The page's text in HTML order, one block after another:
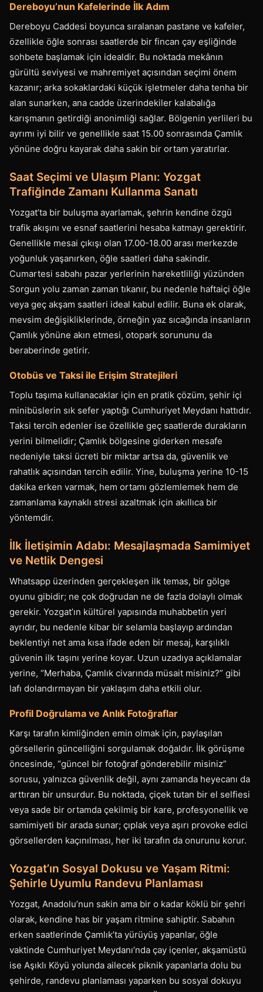
Dereboyu’nun Kafelerinde İlk Adım
Dereboyu Caddesi boyunca sıralanan pastane ve kafeler,
özellikle öğle sonrası saatlerde bir fincan çay eşliğinde
sohbete başlamak için idealdir. Bu noktada mekânın
gürültü seviyesi ve mahremiyet açısından seçimi önem
kazanır; arka sokaklardaki küçük işletmeler daha tenha bir
alan sunarken, ana cadde üzerindekiler kalabalığa
karışmanın getirdiği anonimliği sağlar. Bölgenin yerlileri bu
ayrımı iyi bilir ve genellikle saat 15.00 sonrasında Çamlık
yönüne doğru kayarak daha sakin bir ortam yaratırlar.
Saat Seçimi ve Ulaşım Planı: Yozgat
Trafiğinde Zamanı Kullanma Sanatı
Yozgat’ta bir buluşma ayarlamak, şehrin kendine özgü
trafik akışını ve esnaf saatlerini hesaba katmayı gerektirir.
Genellikle mesai çıkışı olan 17.00-18.00 arası merkezde
yoğunluk yaşanırken, öğle saatleri daha sakindir.
Cumartesi sabahı pazar yerlerinin hareketliliği yüzünden
Sorgun yolu zaman zaman tıkanır, bu nedenle haftaiçi öğle
veya geç akşam saatleri ideal kabul edilir. Buna ek olarak,
mevsim değişikliklerinde, örneğin yaz sıcağında insanların
Çamlık yönüne akın etmesi, otopark sorununu da
beraberinde getirir.
Otobüs ve Taksi ile Erişim Stratejileri
Toplu taşıma kullanacaklar için en pratik çözüm, şehir içi
minibüslerin sık sefer yaptığı Cumhuriyet Meydanı hattıdır.
Taksi tercih edenler ise özellikle geç saatlerde durakların
yerini bilmelidir; Çamlık bölgesine giderken mesafe
nedeniyle taksi ücreti bir miktar artsa da, güvenlik ve
rahatlık açısından tercih edilir. Yine, buluşma yerine 10-15
dakika erken varmak, hem ortamı gözlemlemek hem de
zamanlama kaynaklı stresi azaltmak için akıllıca bir
yöntemdir.
İlk İletişimin Adabı: Mesajlaşmada Samimiyet
ve Netlik Dengesi
Whatsapp üzerinden gerçekleşen ilk temas, bir gölge
oyunu gibidir; ne çok doğrudan ne de fazla dolaylı olmak
gerekir. Yozgat’ın kültürel yapısında muhabbetin yeri
ayrıdır, bu nedenle kibar bir selamla başlayıp ardından
beklentiyi net ama kısa ifade eden bir mesaj, karşılıklı
güvenin ilk taşını yerine koyar. Uzun uzadıya açıklamalar
yerine, “Merhaba, Çamlık civarında müsait misiniz?” gibi
lafı dolandırmayan bir yaklaşım daha etkili olur.
Profil Doğrulama ve Anlık Fotoğraflar
Karşı tarafın kimliğinden emin olmak için, paylaşılan
görsellerin güncelliğini sorgulamak doğaldır. İlk görüşme
öncesinde, “güncel bir fotoğraf gönderebilir misiniz”
sorusu, yalnızca güvenlik değil, aynı zamanda heyecanı da
arttıran bir unsurdur. Bu noktada, çiçek tutan bir el selfiesi
veya sade bir ortamda çekilmiş bir kare, profesyonellik ve
samimiyeti bir arada sunar; çıplak veya aşırı provoke edici
görsellerden kaçınılması, her iki tarafın da onurunu korur.
Yozgat’ın Sosyal Dokusu ve Yaşam Ritmi:
Şehirle Uyumlu Randevu Planlaması
Yozgat, Anadolu’nun sakin ama bir o kadar köklü bir şehri
olarak, kendine has bir yaşam ritmine sahiptir. Sabahın
erken saatlerinde Çamlık’ta yürüyüş yapanlar, öğle
vaktinde Cumhuriyet Meydanı’nda çay içenler, akşamüstü
ise Aşıklı Köyü yolunda ailecek piknik yapanlarla dolu bu
şehirde, randevu planlaması yaparken bu sosyal dokuyu